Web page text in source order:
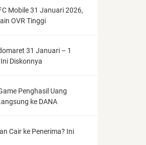
Mobile 31 Januari 2026,
OVR Tinggi
31 Januari – 1
Diskonnya
Penghasil Uang
ke DANA
Cair ke Penerima? Ini